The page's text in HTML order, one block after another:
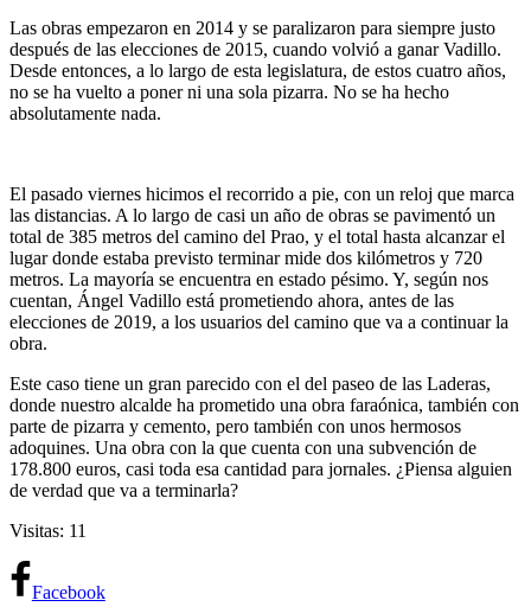
Las obras empezaron en 2014 y se paralizaron para siempre justo
después de las elecciones de 2015, cuando volvió a ganar Vadillo.
Desde entonces, a lo largo de esta legislatura, de estos cuatro años,
no se ha vuelto a poner ni una sola pizarra. No se ha hecho
absolutamente nada.
El pasado viernes hicimos el recorrido a pie, con un reloj que marca
las distancias. A lo largo de casi un año de obras se pavimentó un
total de 385 metros del camino del Prao, y el total hasta alcanzar el
lugar donde estaba previsto terminar mide dos kilómetros y 720
metros. La mayoría se encuentra en estado pésimo. Y, según nos
cuentan, Ángel Vadillo está prometiendo ahora, antes de las
elecciones de 2019, a los usuarios del camino que va a continuar la
obra.
Este caso tiene un gran parecido con el del paseo de las Laderas,
donde nuestro alcalde ha prometido una obra faraónica, también con
parte de pizarra y cemento, pero también con unos hermosos
adoquines. Una obra con la que cuenta con una subvención de
178.800 euros, casi toda esa cantidad para jornales. ¿Piensa alguien
de verdad que va a terminarla?
Visitas: 11
Facebook